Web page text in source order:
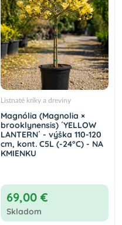
Listnaté kríky a dreviny
Magnólia (Magnolia ×
brooklynensis) ´YELLOW
LANTERN´ - výška 110-120
cm, kont. C5L (-24°C) - NA
KMIENKU
69,00 €
Skladom